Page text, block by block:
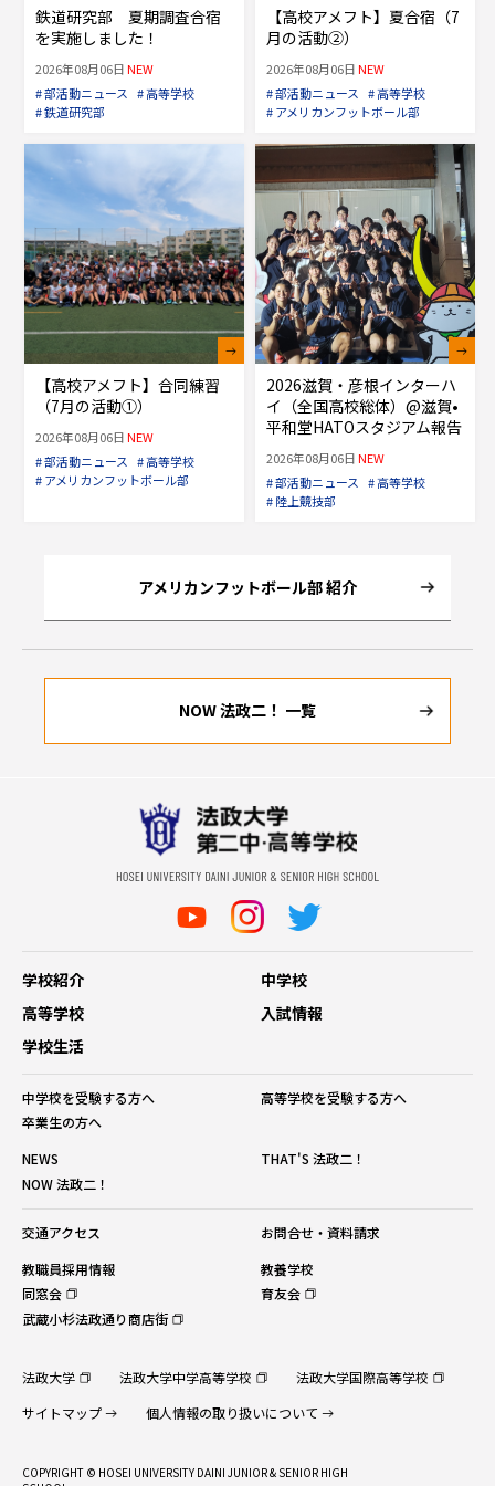
鉄道研究部 夏期調査合宿
を実施しました！
2026年08月06日NEW
# 部活動ニュース # 高等学校
# 鉄道研究部
【高校アメフト】夏合宿（7
月の活動②）
2026年08月06日NEW
# 部活動ニュース # 高等学校
# アメリカンフットボール部
【高校アメフト】合同練習
（7月の活動①）
2026年08月06日NEW
# 部活動ニュース # 高等学校
# アメリカンフットボール部
2026滋賀・彦根インターハ
イ（全国高校総体）@滋賀•
平和堂HATOスタジアム報告
2026年08月06日NEW
# 部活動ニュース # 高等学校
# 陸上競技部
アメリカンフットボール部 紹介
NOW 法政二！ 一覧
学校紹介
中学校
高等学校
入試情報
学校生活
中学校を受験する方へ
高等学校を受験する方へ
卒業生の方へ
NEWS
THAT'S 法政二！
NOW 法政二！
交通アクセス
お問合せ・資料請求
教職員採用情報
教養学校
同窓会
育友会
武蔵小杉法政通り商店街
法政大学 法政大学中学高等学校
法政大学国際高等学校
サイトマップ
個人情報の取り扱いについて
COPYRIGHT © HOSEI UNIVERSITY DAINI JUNIOR & SENIOR HIGH